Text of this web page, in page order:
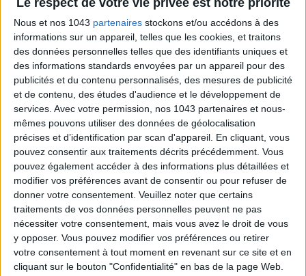
Le respect de votre vie privée est notre priorité
Nous et nos 1043 partenaires stockons et/ou accédons à des
informations sur un appareil, telles que les cookies, et traitons
des données personnelles telles que des identifiants uniques et
des informations standards envoyées par un appareil pour des
publicités et du contenu personnalisés, des mesures de publicité
et de contenu, des études d'audience et le développement de
services. Avec votre permission, nos 1043 partenaires et nous-
mêmes pouvons utiliser des données de géolocalisation
précises et d’identification par scan d'appareil. En cliquant, vous
pouvez consentir aux traitements décrits précédemment. Vous
pouvez également accéder à des informations plus détaillées et
modifier vos préférences avant de consentir ou pour refuser de
donner votre consentement. Veuillez noter que certains
traitements de vos données personnelles peuvent ne pas
nécessiter votre consentement, mais vous avez le droit de vous
y opposer. Vous pouvez modifier vos préférences ou retirer
votre consentement à tout moment en revenant sur ce site et en
cliquant sur le bouton "Confidentialité" en bas de la page Web.
ADOPT PARFUMS IS REVOLUTIONIZING AFFORDABLE MADE-IN-FRANCE
FRAGRANCES